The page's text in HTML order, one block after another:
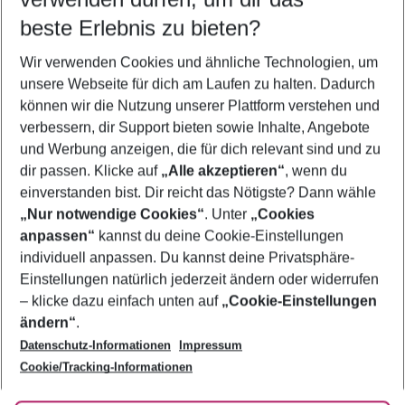
5-8 Nächte
2 Erwachsene Keine Kinder
Mehr Filter anzeigen
Footer
Footer navigation
Über uns
AGB
Bestpreisgarantie
Cookie-Einstellungen ändern
Cookie-Richtlinie
Agenturbetreuung
Barrierefreies Reisen
Folge uns
beste Erlebnis zu bieten?
Wir verwenden Cookies und ähnliche Technologien, um
unsere Webseite für dich am Laufen zu halten. Dadurch
können wir die Nutzung unserer Plattform verstehen und
verbessern, dir Support bieten sowie Inhalte, Angebote
und Werbung anzeigen, die für dich relevant sind und zu
dir passen. Klicke auf „Alle akzeptieren“, wenn du
einverstanden bist. Dir reicht das Nötigste? Dann wähle
„Nur notwendige Cookies“. Unter „Cookies
anpassen“ kannst du deine Cookie-Einstellungen
individuell anpassen. Du kannst deine Privatsphäre-
Einstellungen natürlich jederzeit ändern oder widerrufen
– klicke dazu einfach unten auf „Cookie-Einstellungen
ändern“.
Datenschutz-Informationen
Impressum
Cookie/Tracking-Informationen